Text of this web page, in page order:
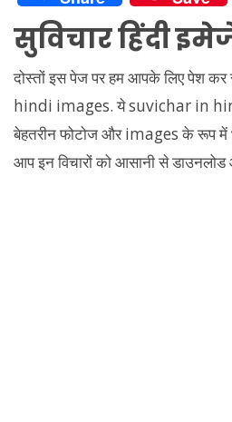
at
s
A
p
p
e
gr
a
m
itt
er
d
di
t
er
e
st
सुविचार हिंदी
दोस्तों इस पेज पर हम आपके लिए पेश
hindi images. ये suvichar in
बेहतरीन फोटोज और images के रूप में
आप इन विचारों को आसानी से